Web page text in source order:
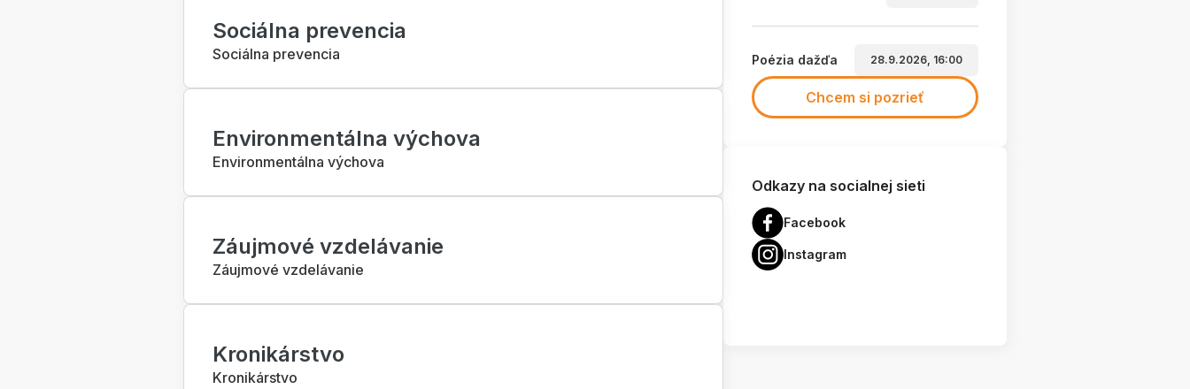
Sociálna prevencia
Sociálna prevencia
Environmentálna výchova
Environmentálna výchova
Záujmové vzdelávanie
Záujmové vzdelávanie
Kronikárstvo
Kronikárstvo
Poézia dažďa 28.9.2026, 16:00
Chcem si pozrieť
Odkazy na socialnej sieti
Facebook
Instagram